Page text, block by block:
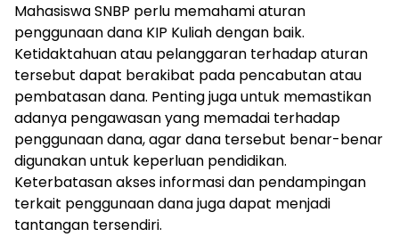
Mahasiswa SNBP perlu memahami aturan
penggunaan dana KIP Kuliah dengan baik.
Ketidaktahuan atau pelanggaran terhadap aturan
tersebut dapat berakibat pada pencabutan atau
pembatasan dana. Penting juga untuk memastikan
adanya pengawasan yang memadai terhadap
penggunaan dana, agar dana tersebut benar-benar
digunakan untuk keperluan pendidikan.
Keterbatasan akses informasi dan pendampingan
terkait penggunaan dana juga dapat menjadi
tantangan tersendiri.